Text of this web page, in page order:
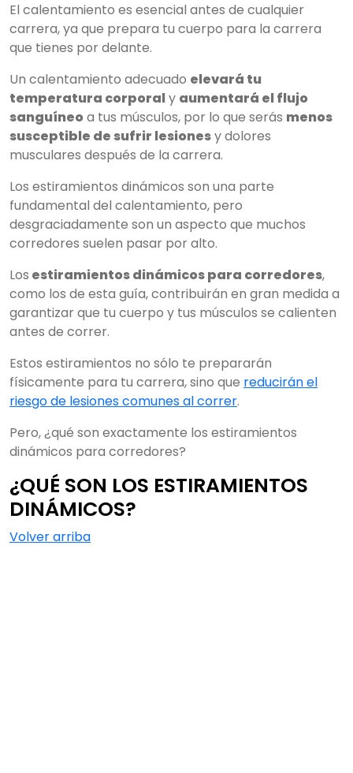
El calentamiento es esencial antes de cualquier
carrera, ya que prepara tu cuerpo para la carrera
que tienes por delante.
Un calentamiento adecuado elevará tu
temperatura corporaly aumentará el flujo
sanguíneo a tus músculos, por lo que serás menos
susceptible de sufrir lesionesy dolores
musculares después de la carrera.
Los estiramientos dinámicos son una parte
fundamental del calentamiento, pero
desgraciadamente son un aspecto que muchos
corredores suelen pasar por alto.
Los estiramientos dinámicos para corredores,
como los de esta guía, contribuirán en gran medida a
garantizar que tu cuerpo y tus músculos se calienten
antes de correr.
Estos estiramientos no sólo te prepararán
físicamente para tu carrera, sino que reducirán el
riesgo de lesiones comunes al correr.
Pero, ¿qué son exactamente los estiramientos
dinámicos para corredores?
¿QUÉ SON LOS ESTIRAMIENTOS
DINÁMICOS?
Volver arriba